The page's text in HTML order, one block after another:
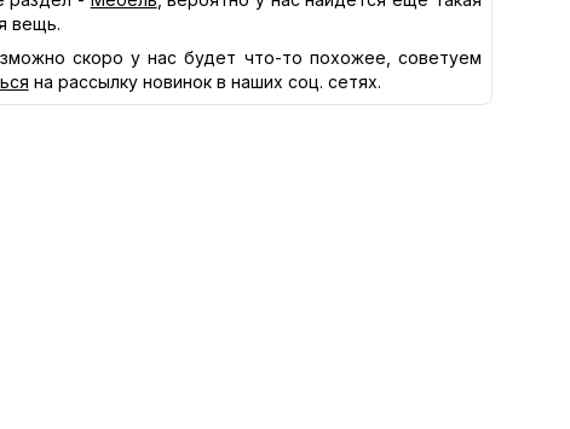
вещь.
скоро у нас будет что-то похожее, советуем
на рассылку новинок в наших соц. сетях.